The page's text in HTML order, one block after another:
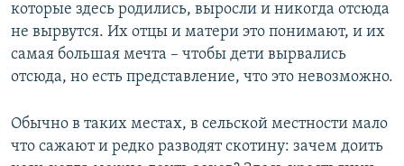
которые здесь родились, выросли и никогда отсюда
не вырвутся. Их отцы и матери это понимают, и их
самая большая мечта – чтобы дети вырвались
отсюда, но есть представление, что это невозможно.
Обычно в таких местах, в сельской местности мало
что сажают и редко разводят скотину: зачем доить